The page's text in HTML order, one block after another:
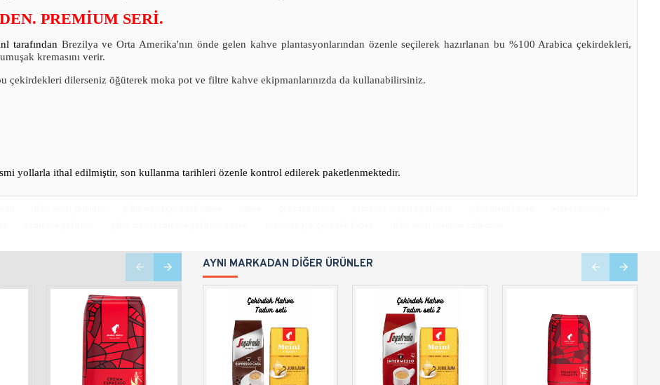
PREMIUM SERI.
tarafından Brezilya ve Orta Amerika'nın önde gelen kahve plantasyonlarından özenle seçilerek hazırlanan bu %100 Arabica çekirdekleri,
kremasını verir.
çekirdekleri dilerseniz öğüterek moka pot ve filtre kahve ekipmanlarınızda da kullanabilirsiniz.
yollarla ithal edilmiştir, son kullanma tarihleri özenle kontrol edilerek paketlenmektedir.
AYNI MARKADAN DIĞER ÜRÜNLER